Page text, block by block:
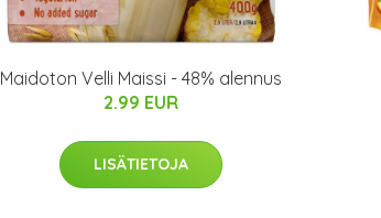
Maidoton Velli Maissi - 48% alennus
2.99 EUR
LISÄTIETOJA